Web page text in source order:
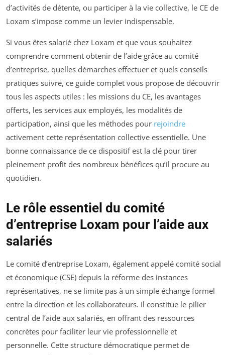
d’activités de détente, ou participer à la vie collective, le CE de
Loxam s’impose comme un levier indispensable.
Si vous êtes salarié chez Loxam et que vous souhaitez
comprendre comment obtenir de l’aide grâce au comité
d’entreprise, quelles démarches effectuer et quels conseils
pratiques suivre, ce guide complet vous propose de découvrir
tous les aspects utiles : les missions du CE, les avantages
offerts, les services aux employés, les modalités de
participation, ainsi que les méthodes pour rejoindre
activement cette représentation collective essentielle. Une
bonne connaissance de ce dispositif est la clé pour tirer
pleinement profit des nombreux bénéfices qu’il procure au
quotidien.
Le rôle essentiel du comité
d’entreprise Loxam pour l’aide aux
salariés
Le comité d’entreprise Loxam, également appelé comité social
et économique (CSE) depuis la réforme des instances
représentatives, ne se limite pas à un simple échange formel
entre la direction et les collaborateurs. Il constitue le pilier
central de l’aide aux salariés, en offrant des ressources
concrètes pour faciliter leur vie professionnelle et
personnelle. Cette structure démocratique permet de